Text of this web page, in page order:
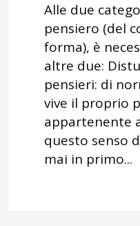
Alle due
pensiero (del
forma), è
altre due:
pensieri: di
vive il proprio
appartenente
questo senso
mai in primo...